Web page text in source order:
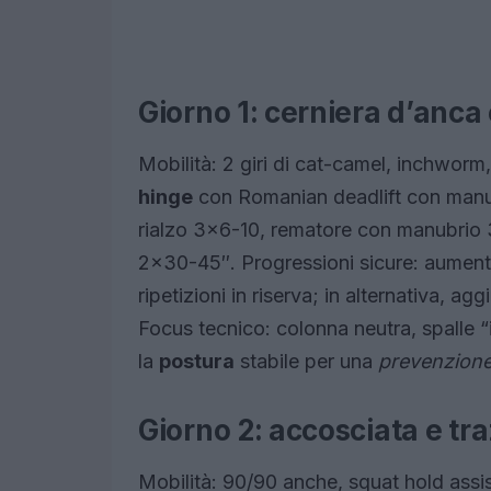
Giorno 1: cerniera
Mobilità: 2 giri di cat-camel,
hinge con Romanian deadlift con
rialzo 3×6-10, rematore con
2×30-45″. Progressioni sicure:
ripetizioni in riserva; in alternativa,
Focus tecnico: colonna neutra, spalle
la postura stabile per una
Giorno 2: accosciata e
Mobilità: 90/90 anche, squat hold